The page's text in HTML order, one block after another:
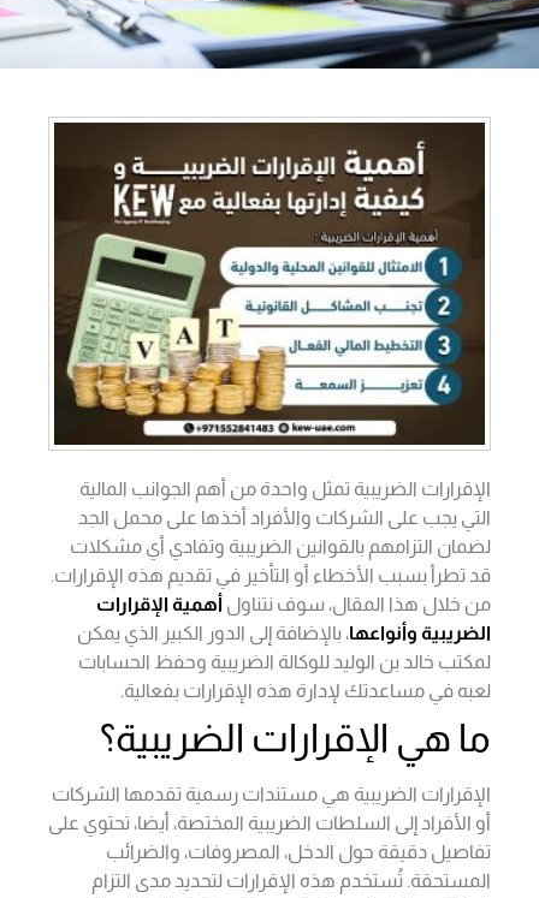
الإقرارات الضريبية تمثل واحدة من أهم الجوانب المالية
التي يجب على الشركات والأفراد أخذها على محمل الجد
لضمان التزامهم بالقوانين الضريبية وتفادي أي مشكلات
قد تطرأ بسبب الأخطاء أو التأخير في تقديم هذه الإقرارات.
من خلال هذا المقال، سوف نتناول أهمية الإقرارات
الضريبية وأنواعها، بالإضافة إلى الدور الكبير الذي يمكن
لمكتب خالد بن الوليد للوكالة الضريبية وحفظ الحسابات
لعبه في مساعدتك لإدارة هذه الإقرارات بفعالية.
ما هي الإقرارات الضريبية؟
الإقرارات الضريبية هي مستندات رسمية تقدمها الشركات
أو الأفراد إلى السلطات الضريبية المختصة، أيضا، تحتوي على
تفاصيل دقيقة حول الدخل، المصروفات، والضرائب
المستحقة. تُستخدم هذه الإقرارات لتحديد مدى التزام